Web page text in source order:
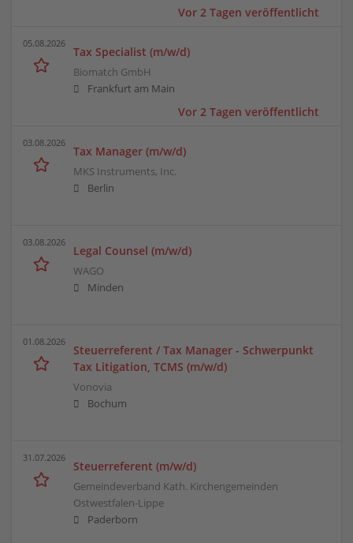
Vor 2 Tagen veröffentlicht
05.08.2026
Tax Specialist (m/w/d)
Biomatch GmbH
Frankfurt am Main
Vor 2 Tagen veröffentlicht
03.08.2026
Tax Manager (m/w/d)
MKS Instruments, Inc.
Berlin
03.08.2026
Legal Counsel (m/w/d)
WAGO
Minden
01.08.2026
Steuerreferent / Tax Manager - Schwerpunkt
Tax Litigation, TCMS (m/w/d)
Vonovia
Bochum
31.07.2026
Steuerreferent (m/w/d)
Gemeindeverband Kath. Kirchengemeinden
Ostwestfalen-Lippe
Paderborn